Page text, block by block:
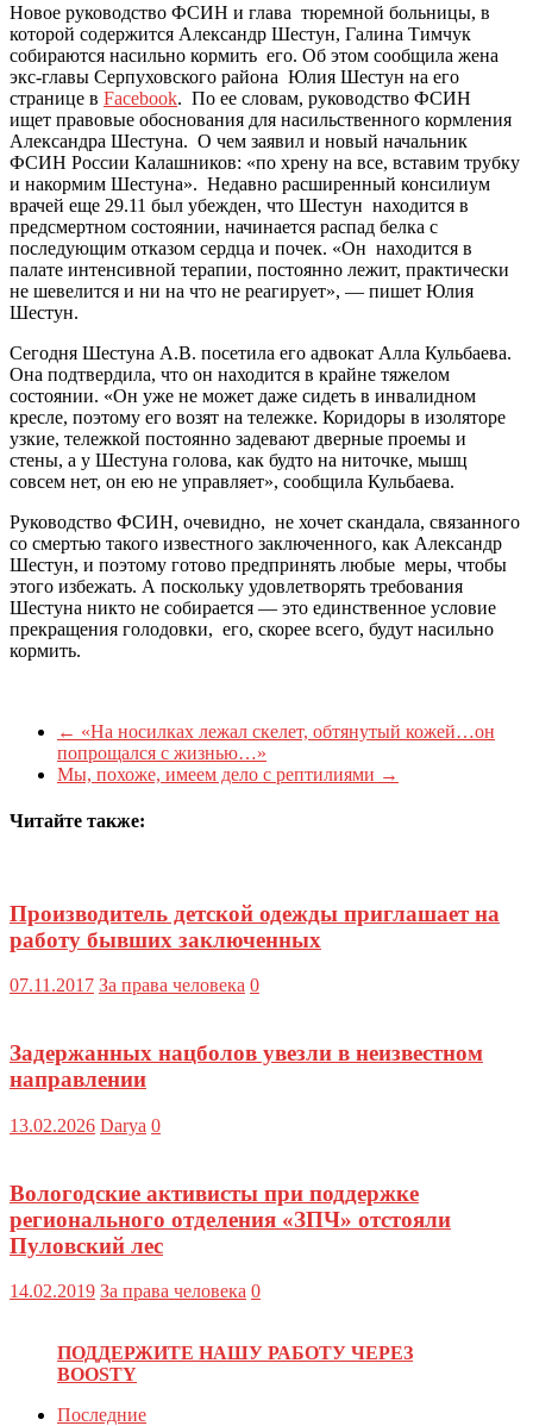
Новое руководство ФСИН и глава тюремной больницы, в
которой содержится Александр Шестун, Галина Тимчук
собираются насильно кормить его. Об этом сообщила жена
экс-главы Серпуховского района Юлия Шестун на его
странице в Facebook. По ее словам, руководство ФСИН
ищет правовые обоснования для насильственного кормления
Александра Шестуна. О чем заявил и новый начальник
ФСИН России Калашников: «по хрену на все, вставим трубку
и накормим Шестуна». Недавно расширенный консилиум
врачей еще 29.11 был убежден, что Шестун находится в
предсмертном состоянии, начинается распад белка с
последующим отказом сердца и почек. «Он находится в
палате интенсивной терапии, постоянно лежит, практически
не шевелится и ни на что не реагирует», — пишет Юлия
Шестун.
Сегодня Шестуна А.В. посетила его адвокат Алла Кульбаева.
Она подтвердила, что он находится в крайне тяжелом
состоянии. «Он уже не может даже сидеть в инвалидном
кресле, поэтому его возят на тележке. Коридоры в изоляторе
узкие, тележкой постоянно задевают дверные проемы и
стены, а у Шестуна голова, как будто на ниточке, мышц
совсем нет, он ею не управляет», сообщила Кульбаева.
Руководство ФСИН, очевидно, не хочет скандала, связанного
со смертью такого известного заключенного, как Александр
Шестун, и поэтому готово предпринять любые меры, чтобы
этого избежать. А поскольку удовлетворять требования
Шестуна никто не собирается — это единственное условие
прекращения голодовки, его, скорее всего, будут насильно
кормить.
← «На носилках лежал скелет, обтянутый кожей…он
попрощался с жизнью…»
Мы, похоже, имеем дело с рептилиями →
Читайте также:
Производитель детской одежды приглашает на
работу бывших заключенных
07.11.2017 За права человека 0
Задержанных нацболов увезли в неизвестном
направлении
13.02.2026 Darya 0
Вологодские активисты при поддержке
регионального отделения «ЗПЧ» отстояли
Пуловский лес
14.02.2019 За права человека 0
ПОДДЕРЖИТЕ НАШУ РАБОТУ ЧЕРЕЗ
BOOSTY
Последние